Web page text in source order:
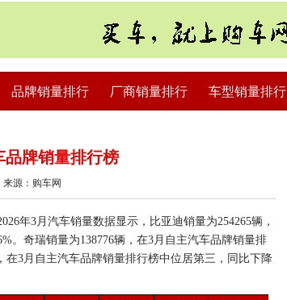
品牌销量排行 厂商销量排行 车型销量排行
品牌销量排行榜
来源：购车网
年3月汽车销量数据显示，比亚迪销量为254265辆，
。奇瑞销量为138776辆，在3月自主汽车品牌销量排
在3月自主汽车品牌销量排行榜中位居第三，同比下降